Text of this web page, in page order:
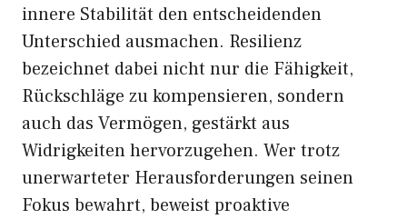
innere Stabilität den entscheidenden
Unterschied ausmachen. Resilienz
bezeichnet dabei nicht nur die Fähigkeit,
Rückschläge zu kompensieren, sondern
auch das Vermögen, gestärkt aus
Widrigkeiten hervorzugehen. Wer trotz
unerwarteter Herausforderungen seinen
Fokus bewahrt, beweist proaktive